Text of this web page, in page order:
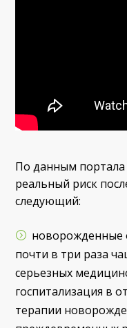
По данным портала
реальный риск
следующий:
почти в три раза
серьезных
госпитализация в
терапии